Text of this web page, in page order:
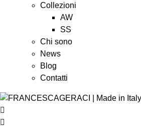
Collezioni
AW
SS
Chi sono
News
Blog
Contatti